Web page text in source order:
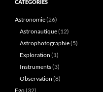
CATÉGORIES
Astronomie(26)
Astronautique(12)
Astrophotographie(5)
Exploration (1)
Instruments(3)
Observation (8)
Ego(32)